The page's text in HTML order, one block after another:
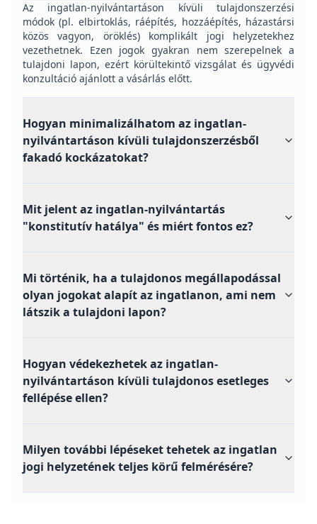
Az ingatlan-nyilvántartáson kívüli tulajdonszerzési
módok (pl. elbirtoklás, ráépítés, hozzáépítés, házastársi
közös vagyon, öröklés) komplikált jogi helyzetekhez
vezethetnek. Ezen jogok gyakran nem szerepelnek a
tulajdoni lapon, ezért körültekintő vizsgálat és ügyvédi
konzultáció ajánlott a vásárlás előtt.
Hogyan minimalizálhatom az ingatlan-
nyilvántartáson kívüli tulajdonszerzésből
fakadó kockázatokat?
Mit jelent az ingatlan-nyilvántartás
"konstitutív hatálya" és miért fontos ez?
Mi történik, ha a tulajdonos megállapodással
olyan jogokat alapít az ingatlanon, ami nem
látszik a tulajdoni lapon?
Hogyan védekezhetek az ingatlan-
nyilvántartáson kívüli tulajdonos esetleges
fellépése ellen?
Milyen további lépéseket tehetek az ingatlan
jogi helyzetének teljes körű felmérésére?